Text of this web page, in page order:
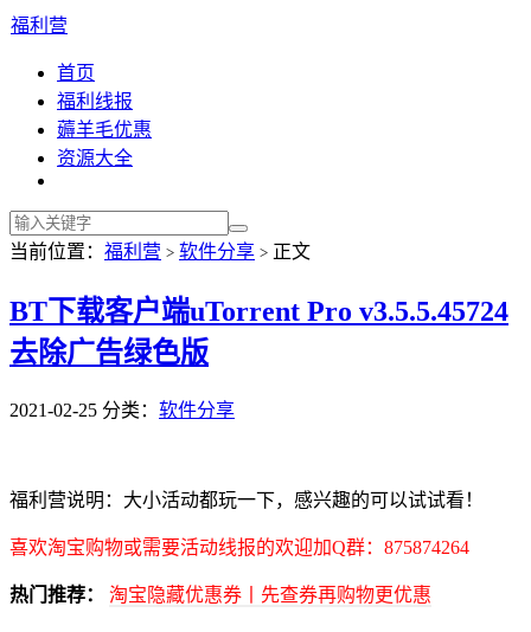
福利营
首页
福利线报
薅羊毛优惠
资源大全
当前位置： 福利营 > 软件分享 > 正文
BT下载客户端uTorrent Pro v3.5.5.45724
去除广告绿色版
2021-02-25 分类： 软件分享
福利营说明：大小活动都玩一下，感兴趣的可以试试看！
喜欢淘宝购物或需要活动线报的欢迎加Q群：875874264
热门推荐： 淘宝隐藏优惠券丨先查券再购物更优惠